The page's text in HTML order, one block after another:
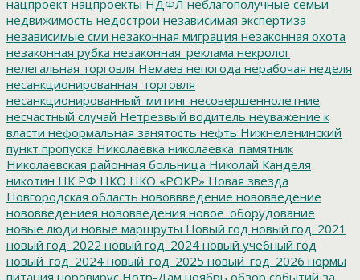
нацпроект нацпроекты НДФЛ неблагополучные семьи
недвижимость недострои независимая экспертиза
независимые сми незаконная миграция незаконная охота
незаконная рубка незаконная_реклама некролог
нелегальная торговля Немаев непогода нерабочая неделя
несанкционированная_торговля
несанкционированный_митинг несовершеннолетние
несчастный случай Нетрезвый водитель неуважение к
власти неформальная занятость нефть Нижнеленинский
пункт пропуска Николаевка николаевка_памятник
Николаевская районная больница Николай Канделя
никотин НК РФ НКО НКО «РОКР» Новая звезда
Новгородская область нововвведение нововведение
нововведениея нововведения новое_оборудование
новые люди новые маршруты Новый год новый год_2021
новый год_2022 новый год_2024 новый учебный год
новый_год_2024 новый_год_2025 новый_год_2026 нормы